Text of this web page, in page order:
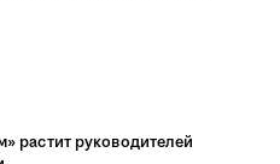
растит руководителей